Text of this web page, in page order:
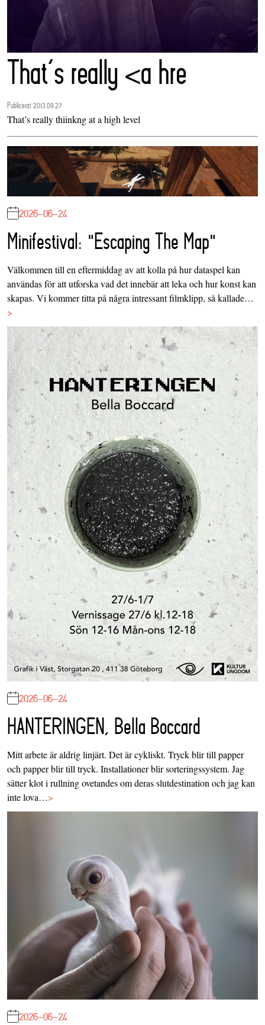
That’s really <a hre
Publicerat 2013.09.27
That’s really thiinkng at a high level
2026-06-24
Minifestival: "Escaping The Map"
Välkommen till en eftermiddag av att kolla på hur dataspel kan
användas för att utforska vad det innebär att leka och hur konst kan
skapas. Vi kommer titta på några intressant filmklipp, så kallade…
>
2026-06-24
HANTERINGEN, Bella Boccard
Mitt arbete är aldrig linjärt. Det är cykliskt. Tryck blir till papper
och papper blir till tryck. Installationer blir sorteringssystem. Jag
sätter klot i rullning ovetandes om deras slutdestination och jag kan
inte lova…>
2026-06-24